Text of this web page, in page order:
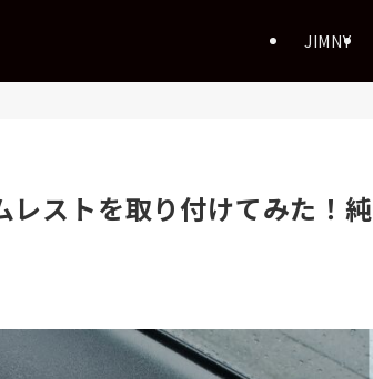
JIMNY
レストを取り付けてみた！純